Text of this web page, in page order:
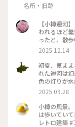
名所・旧跡
【小樽運河】 小樽の景勝地、運河を散策 北のウォール街とい
われるほど
ったと、散歩中
群を間近に感
っぷと一緒 #
2025.12.14
初夏、気ままな小樽旅 ブルーモーメ
れた運河は
色の灯りが
賑わってる
2025.5.30撮影 #ことりっぷ北海道 #ことりっぷ 札幌 #ことり
っぷと一緒 #
景色 #歴史
ックなひと時
2025.09.28
小樽の風景
は歩いてい
レトロ建築